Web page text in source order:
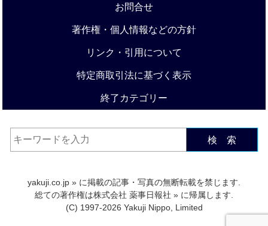
お問合せ
著作権・個人情報などの方針
リンク・引用について
特定商取引法に基づく表示
終了カテゴリー
検 索
yakuji.co.jp » に掲載の記事・写真の無断転載を禁じます.
総ての著作権は株式会社 薬事日報社 » に帰属します.
(C) 1997-2026 Yakuji Nippo, Limited